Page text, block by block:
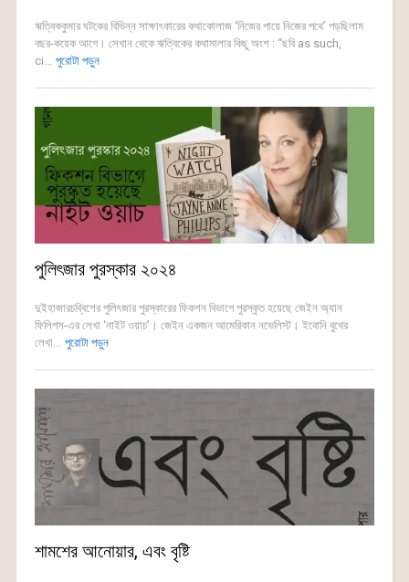
ঋত্বিককুমার ঘটকের বিভিন্ন সাক্ষাৎকারের কথাকোলাজ ‘নিজের পায়ে নিজের পথে’ পড়ছিলাম
বছর-কয়েক আগে। সেখান থেকে ঋত্বিকের কথামালার কিছু অংশ : “ছবি as such,
ci... পুরোটা পড়ুন
পুলিৎজার পুরস্কার ২০২৪
দুইহাজারচব্বিশের পুলিৎজার পুরস্কারের ফিকশন বিভাগে পুরস্কৃত হয়েছে জেইন অ্যান
ফিলিপস-এর লেখা ‘নাইট ওয়াচ’। জেইন একজন আমেরিকান নভেলিস্ট। ইবোনি বুথের
লেখা... পুরোটা পড়ুন
শামশের আনোয়ার, এবং বৃষ্টি